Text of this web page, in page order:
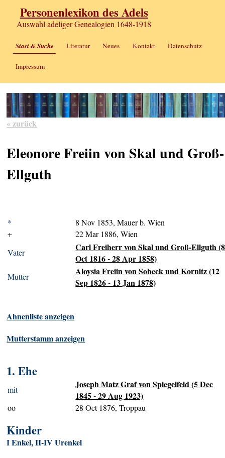
Personenlexikon des Adels
Auswahl adeliger Genealogien 1648-1918
Start & Suche Literatur Neues Kontakt Datenschutz
Impressum
« zurück
Eleonore Freiin von Skal und Groß-
Ellguth
*
8 Nov 1853, Mauer b. Wien
+
22 Mar 1886, Wien
Vater
Carl Freiherr von Skal und Groß-Ellguth (8
Oct 1816 - 28 Apr 1858)
Mutter
Aloysia Freiin von Sobeck und Kornitz (12
Sep 1826 - 13 Jan 1878)
Ahnenliste anzeigen
Mutterstamm anzeigen
1. Ehe
mit
Joseph Matz Graf von Spiegelfeld (5 Dec
1845 - 29 Aug 1923)
oo 28 Oct 1876, Troppau
Kinder
I Enkel, II-IV Urenkel